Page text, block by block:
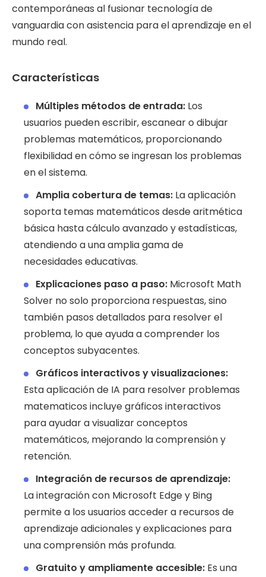
contemporáneas al fusionar tecnología de
vanguardia con asistencia para el aprendizaje en el
mundo real.
Características
Múltiples métodos de entrada: Los
usuarios pueden escribir, escanear o dibujar
problemas matemáticos, proporcionando
flexibilidad en cómo se ingresan los problemas
en el sistema.
Amplia cobertura de temas: La aplicación
soporta temas matemáticos desde aritmética
básica hasta cálculo avanzado y estadísticas,
atendiendo a una amplia gama de
necesidades educativas.
Explicaciones paso a paso: Microsoft Math
Solver no solo proporciona respuestas, sino
también pasos detallados para resolver el
problema, lo que ayuda a comprender los
conceptos subyacentes.
Gráficos interactivos y visualizaciones:
Esta aplicación de IA para resolver problemas
matematicos incluye gráficos interactivos
para ayudar a visualizar conceptos
matemáticos, mejorando la comprensión y
retención.
Integración de recursos de aprendizaje:
La integración con Microsoft Edge y Bing
permite a los usuarios acceder a recursos de
aprendizaje adicionales y explicaciones para
una comprensión más profunda.
Gratuito y ampliamente accesible: Es una